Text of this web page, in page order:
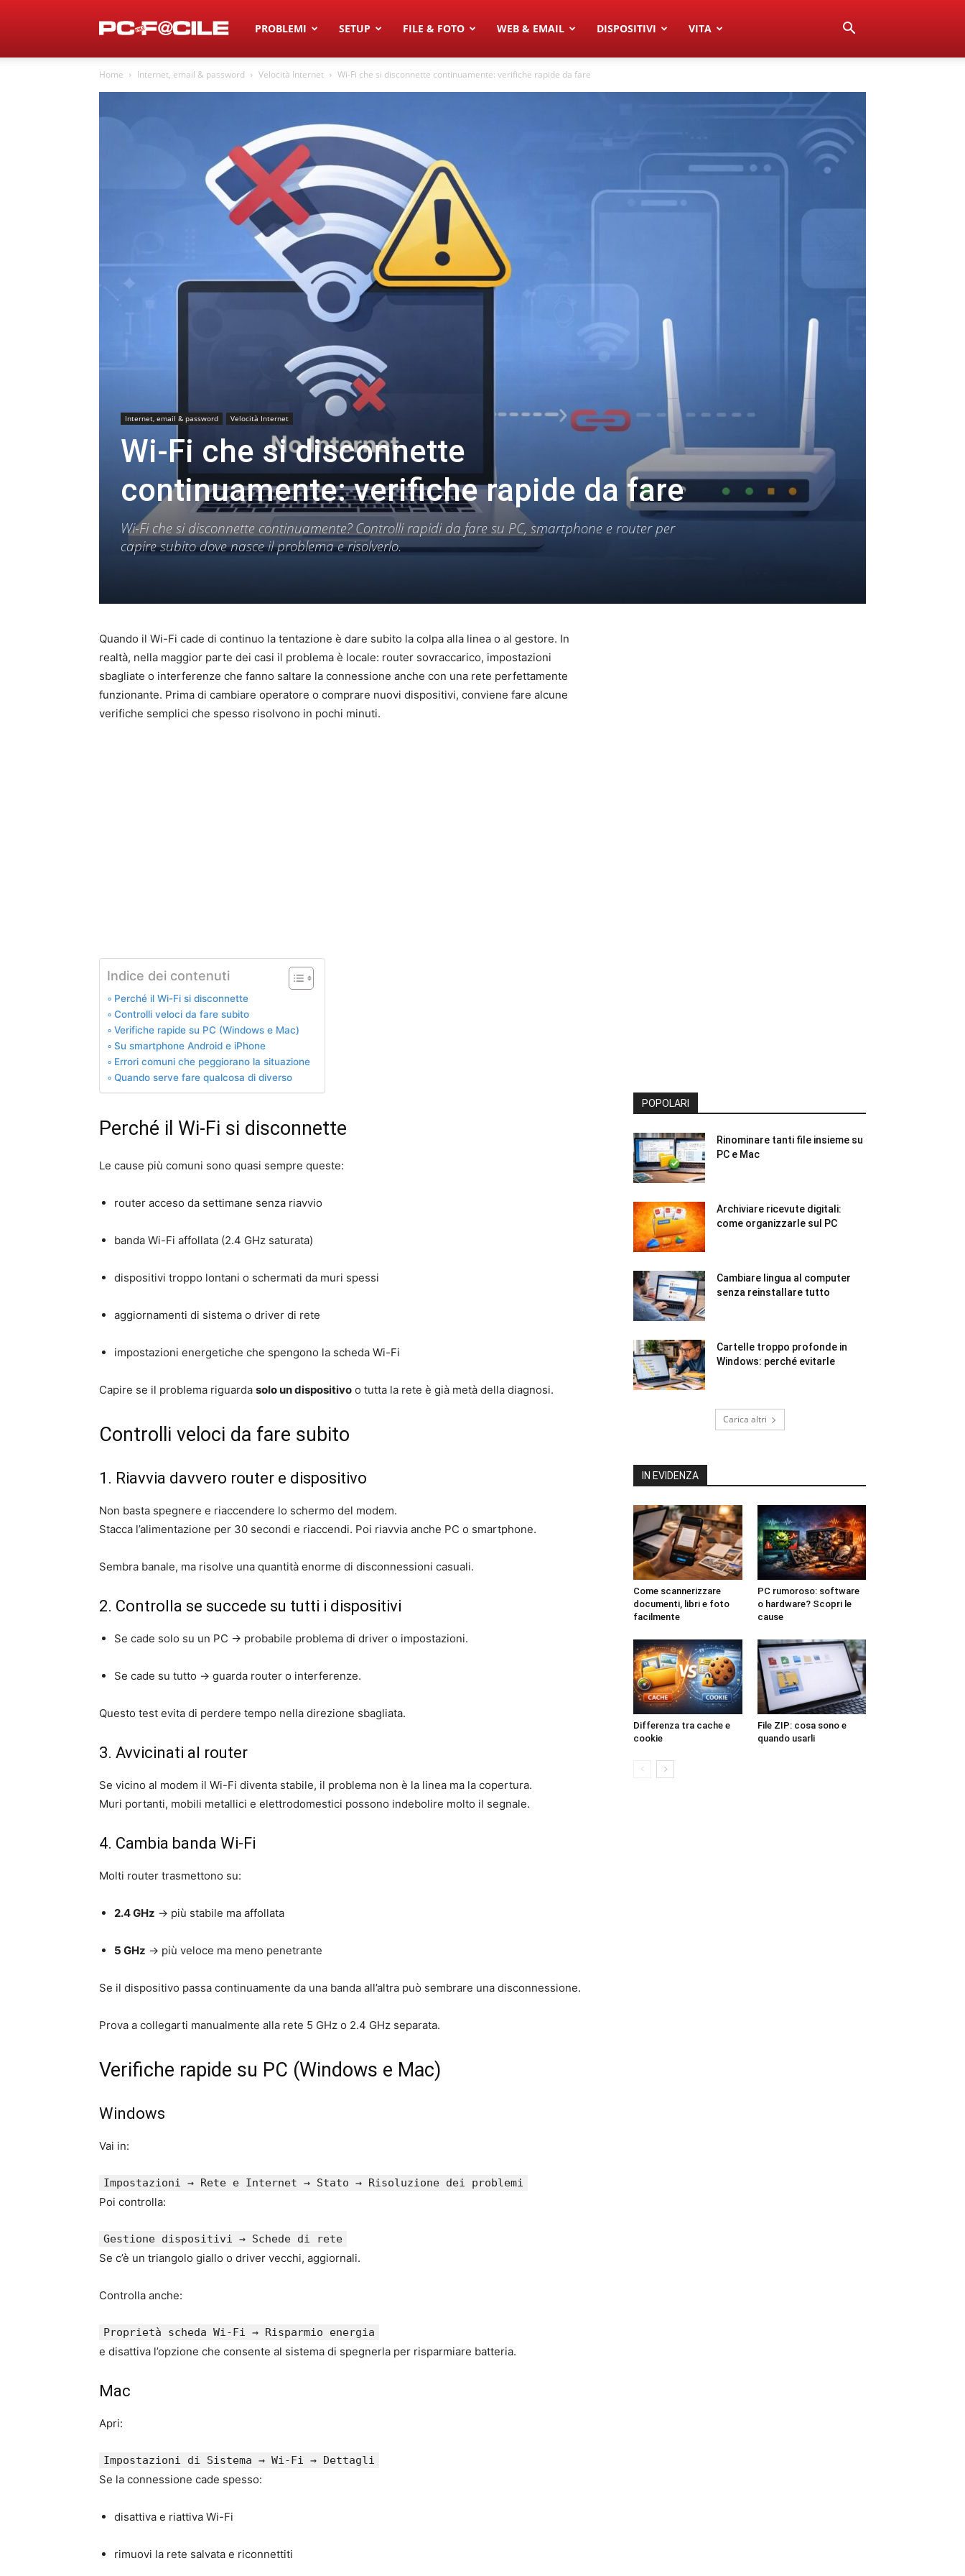
F@cile
PROBLEMI SETUP FILE & FOTO WEB & EMAIL DISPOSITIVI VITA
Home Internet, email & password Velocità Internet Wi-Fi che si disconnette continuamente: verifiche rapide da fare
Internet, email & password Velocità Internet
Wi-Fi che si disconnette
continuamente: verifiche rapide da fare
Wi-Fi che si disconnette continuamente? Controlli rapidi da fare su PC, smartphone e router per
capire subito dove nasce il problema e risolverlo.
Quando il Wi-Fi cade di continuo la tentazione è dare subito la colpa alla linea o al gestore. In
realtà, nella maggior parte dei casi il problema è locale: router sovraccarico, impostazioni
sbagliate o interferenze che fanno saltare la connessione anche con una rete perfettamente
funzionante. Prima di cambiare operatore o comprare nuovi dispositivi, conviene fare alcune
verifiche semplici che spesso risolvono in pochi minuti.
Indice dei contenuti
Perché il Wi-Fi si disconnette
Controlli veloci da fare subito
Verifiche rapide su PC (Windows e Mac)
Su smartphone Android e iPhone
Errori comuni che peggiorano la situazione
Quando serve fare qualcosa di diverso
Perché il Wi-Fi si disconnette
Le cause più comuni sono quasi sempre queste:
router acceso da settimane senza riavvio
banda Wi-Fi affollata (2.4 GHz saturata)
dispositivi troppo lontani o schermati da muri spessi
aggiornamenti di sistema o driver di rete
impostazioni energetiche che spengono la scheda Wi-Fi
Capire se il problema riguarda solo un dispositivo o tutta la rete è già metà della diagnosi.
Controlli veloci da fare subito
1. Riavvia davvero router e dispositivo
Non basta spegnere e riaccendere lo schermo del modem.
Stacca l’alimentazione per 30 secondi e riaccendi. Poi riavvia anche PC o smartphone.
Sembra banale, ma risolve una quantità enorme di disconnessioni casuali.
2. Controlla se succede su tutti i dispositivi
Se cade solo su un PC → probabile problema di driver o impostazioni.
Se cade su tutto → guarda router o interferenze.
Questo test evita di perdere tempo nella direzione sbagliata.
3. Avvicinati al router
Se vicino al modem il Wi-Fi diventa stabile, il problema non è la linea ma la copertura.
Muri portanti, mobili metallici e elettrodomestici possono indebolire molto il segnale.
4. Cambia banda Wi-Fi
Molti router trasmettono su:
2.4 GHz → più stabile ma affollata
5 GHz → più veloce ma meno penetrante
Se il dispositivo passa continuamente da una banda all’altra può sembrare una disconnessione.
Prova a collegarti manualmente alla rete 5 GHz o 2.4 GHz separata.
Verifiche rapide su PC (Windows e Mac)
Windows
Vai in:
Impostazioni → Rete e Internet → Stato → Risoluzione dei problemi
Poi controlla:
Gestione dispositivi → Schede di rete
Se c’è un triangolo giallo o driver vecchi, aggiornali.
Controlla anche:
Proprietà scheda Wi-Fi → Risparmio energia
e disattiva l’opzione che consente al sistema di spegnerla per risparmiare batteria.
Mac
Apri:
Impostazioni di Sistema → Wi-Fi → Dettagli
Se la connessione cade spesso:
disattiva e riattiva Wi-Fi
rimuovi la rete salvata e riconnettiti
POPOLARI
Rinominare tanti file insieme su
PC e Mac
Archiviare ricevute digitali:
come organizzarle sul PC
Cambiare lingua al computer
senza reinstallare tutto
Cartelle troppo profonde in
Windows: perché evitarle
Carica altri
IN EVIDENZA
Come scannerizzare
documenti, libri e foto
facilmente
PC rumoroso: software
o hardware? Scopri le
cause
Differenza tra cache e
cookie
File ZIP: cosa sono e
quando usarli